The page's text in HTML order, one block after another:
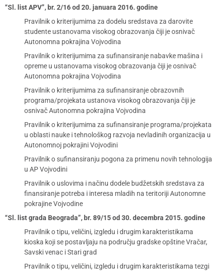
“Sl. list APV”, br. 2/16 od 20. januara 2016. godine
Pravilnik o kriterijumima za dodelu sredstava za darovite
studente ustanovama visokog obrazovanja čiji je osnivač
Autonomna pokrajina Vojvodina
Pravilnik o kriterijumima za sufinansiranje nabavke mašina i
opreme u ustanovama visokog obrazovanja čiji je osnivač
Autonomna pokrajina Vojvodina
Pravilnik o kriterijumima za sufinansiranje obrazovnih
programa/projekata ustanova visokog obrazovanja čiji je
osnivač Autonomna pokrajina Vojvodina
Pravilnik o kriterijumima za sufinansiranje programa/projekata
u oblasti nauke i tehnološkog razvoja nevladinih organizacija u
Autonomnoj pokrajini Vojvodini
Pravilnik o sufinansiranju pogona za primenu novih tehnologija
u AP Vojvodini
Pravilnik o uslovima i načinu dodele budžetskih sredstava za
finansiranje potreba i interesa mladih na teritoriji Autonomne
pokrajine Vojvodine
“Sl. list grada Beograda”, br. 89/15 od 30. decembra 2015. godine
Pravilnik o tipu, veličini, izgledu i drugim karakteristikama
kioska koji se postavljaju na području gradske opštine Vračar,
Savski venac i Stari grad
Pravilnik o tipu, veličini, izgledu i drugim karakteristikama tezgi